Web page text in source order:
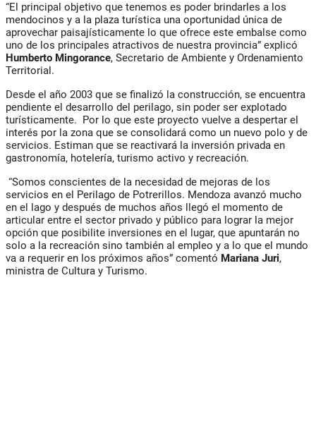
“El principal objetivo que tenemos es poder brindarles a los
mendocinos y a la plaza turística una oportunidad única de
aprovechar paisajísticamente lo que ofrece este embalse como
uno de los principales atractivos de nuestra provincia” explicó
Humberto Mingorance, Secretario de Ambiente y Ordenamiento
Territorial.
Desde el año 2003 que se finalizó la construcción, se encuentra
pendiente el desarrollo del perilago, sin poder ser explotado
turísticamente. Por lo que este proyecto vuelve a despertar el
interés por la zona que se consolidará como un nuevo polo y de
servicios. Estiman que se reactivará la inversión privada en
gastronomía, hotelería, turismo activo y recreación.
“Somos conscientes de la necesidad de mejoras de los
servicios en el Perilago de Potrerillos. Mendoza avanzó mucho
en el lago y después de muchos años llegó el momento de
articular entre el sector privado y público para lograr la mejor
opción que posibilite inversiones en el lugar, que apuntarán no
solo a la recreación sino también al empleo y a lo que el mundo
va a requerir en los próximos años” comentó Mariana Juri,
ministra de Cultura y Turismo.